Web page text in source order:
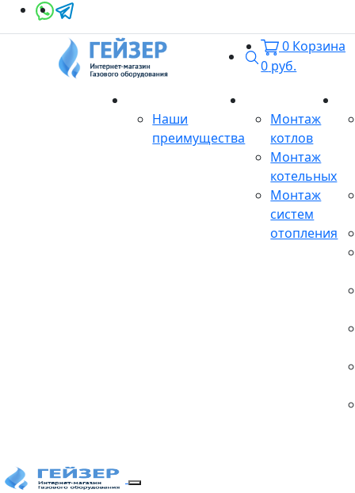
Поиск
0 Корзина
0 руб.
Наши
преимущества
Монтаж
котлов
Монтаж
котельных
Монтаж
систем
отопления